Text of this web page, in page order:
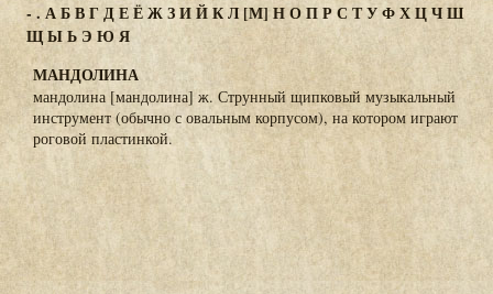
- . АБВГДЕЁЖЗИЙКЛ[М] НОПРС ТУФХЦЧШ
ЩЫЬЭ ЮЯ
МАНДОЛИНА
мандолина [мандолина] ж. Струнный щипковый музыкальный
инструмент (обычно с овальным корпусом), на котором играют
роговой пластинкой.